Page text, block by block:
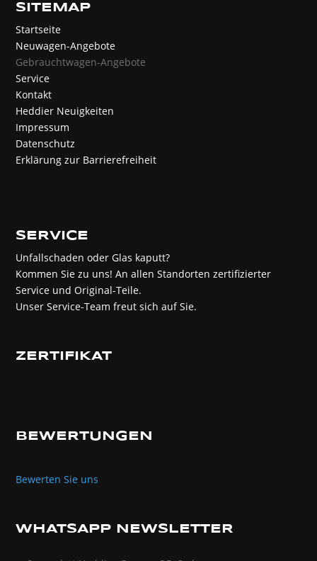
SITEMAP
Startseite
Neuwagen-Angebote
Gebrauchtwagen-Angebote
Service
Kontakt
Heddier Neuigkeiten
Impressum
Datenschutz
Erklärung zur Barrierefreiheit
SERVICE
Unfallschaden oder Glas kaputt?
Kommen Sie zu uns! An allen Standorten zertifizierter
Service und Original-Teile.
Unser Service-Team freut sich auf Sie.
ZERTIFIKAT
BEWERTUNGEN
Bewerten Sie uns
WHATSAPP NEWSLETTER